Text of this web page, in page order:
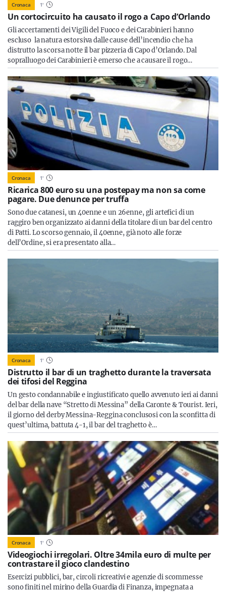
Cronaca 1'
Un cortocircuito ha causato il rogo a Capo d’Orlando
Gli accertamenti dei Vigili del Fuoco e dei Carabinieri hanno
escluso la natura estorsiva dalle cause dell’incendio che ha
distrutto la scorsa notte il bar pizzeria di Capo d’Orlando. Dal
sopralluogo dei Carabinieri è emerso che a causare il rogo…
Cronaca 1'
Ricarica 800 euro su una postepay ma non sa come
pagare. Due denunce per truffa
Sono due catanesi, un 40enne e un 26enne, gli artefici di un
raggiro ben organizzato ai danni della titolare di un bar del centro
di Patti. Lo scorso gennaio, il 40enne, già noto alle forze
dell’Ordine, si era presentato alla…
Cronaca 1'
Distrutto il bar di un traghetto durante la traversata
dei tifosi del Reggina
Un gesto condannabile e ingiustificato quello avvenuto ieri ai danni
del bar della nave “Stretto di Messina” della Caronte & Tourist. Ieri,
il giorno del derby Messina-Reggina conclusosi con la sconfitta di
quest’ultima, battuta 4-1, il bar del traghetto è…
Cronaca 1'
Videogiochi irregolari. Oltre 34mila euro di multe per
contrastare il gioco clandestino
Esercizi pubblici, bar, circoli ricreativi e agenzie di scommesse
sono finiti nel mirino della Guardia di Finanza, impegnata a